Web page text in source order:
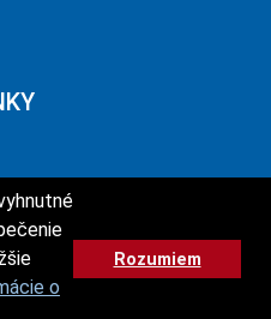
o
Rozumiem
výskumu a vývoja
HORE